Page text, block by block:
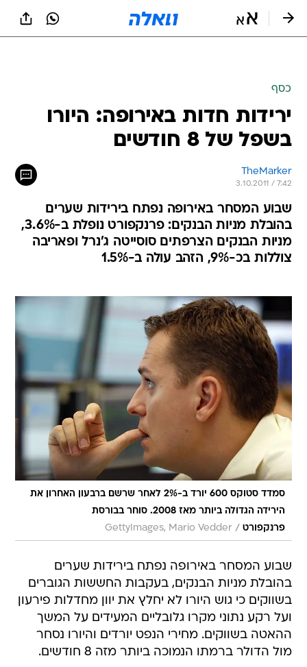
כסף
ירידות חדות באירופה: היורו
בשפל של 8 חודשים
TheMarker
3.10.2011 / 7:42
שבוע המסחר באירופה נפתח בירידות שערים
בהובלת מניות הבנקים: פרנקפורט נופלת ב-3.6%,
מניות הבנקים הצרפתים סוסייטה ג'נרל ופאריבה
צוללות בכ-9%, הזהב עולה ב-1.5%
סמדד סטוקס 600 יורד ב-2% לאחר שרשם ברבעון האחרון את
הירידה הגדולה ביותר מאז 2008. סוחר בבורסת
פרנקפורט /
GettyImages, Mario Vedder
שבוע המסחר באירופה נפתח בירידות שערים
בהובלת מניות הבנקים, בעקבות החששות הגוברים
בשווקים כי גוש היורו לא יחלץ את יוון מחדלות פירעון
ועל רקע נתוני מקרו גלובליים המעידים על המשך
ההאטה בשווקים. מחירי הנפט יורדים והיורו נסחר
מול הדולר ברמתו הנמוכה ביותר מזה 8 חודשים.